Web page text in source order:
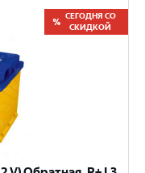
СЕГОДНЯ СО
СКИДКОЙ